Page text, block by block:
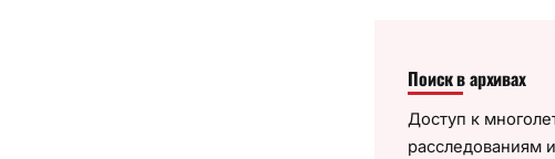
Поиск в архивах
Доступ к
расследованиям